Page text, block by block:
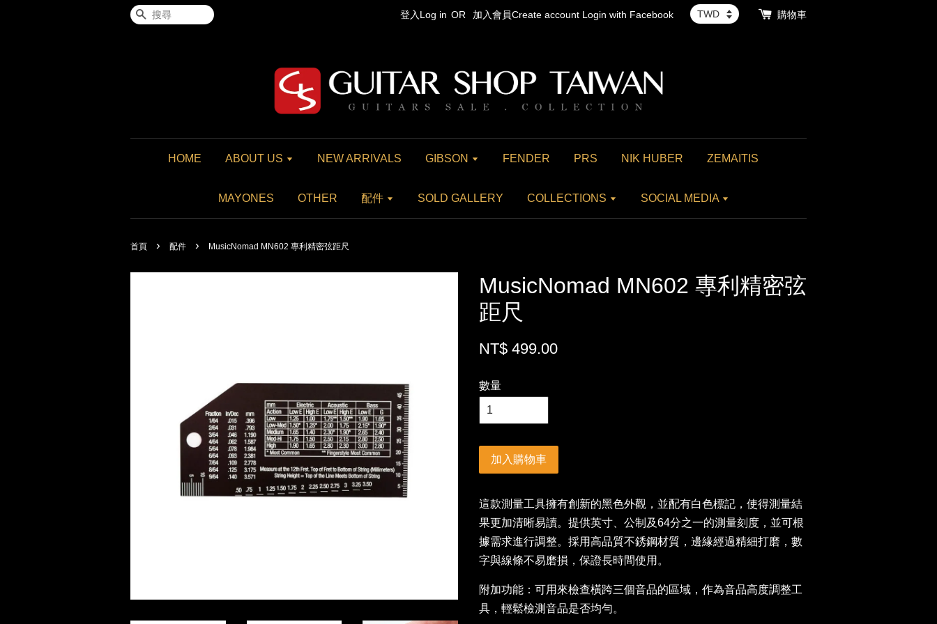
搜尋 登入Log in OR 加入會員Create account Login with Facebook 購物車
HOME ABOUT US NEW ARRIVALS GIBSON FENDER PRS NIK HUBER ZEMAITIS
MAYONES OTHER 配件 SOLD GALLERY COLLECTIONS SOCIAL MEDIA
首頁 › 配件 › MusicNomad MN602 專利精密弦距尺
MusicNomad MN602 專利精密弦
距尺
NT$ 499.00
數量
加入購物車
這款測量工具擁有創新的黑色外觀，並配有白色標記，使得測量結
果更加清晰易讀。提供英寸、公制及64分之一的測量刻度，並可根
據需求進行調整。採用高品質不銹鋼材質，邊緣經過精細打磨，數
字與線條不易磨損，保證長時間使用。
附加功能：可用來檢查橫跨三個音品的區域，作為音品高度調整工
具，輕鬆檢測音品是否均勻。